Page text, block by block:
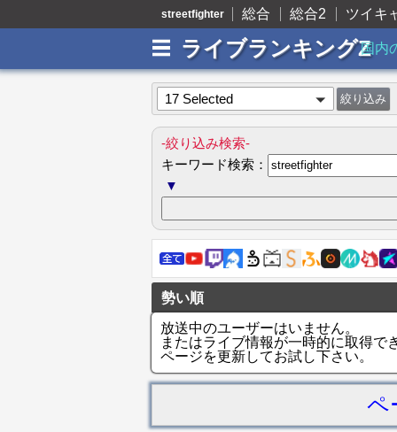
streetfighter 総合 総合2 ツイキ
ライブランキングZ国内
17 Selected
-絞り込み検索-
キーワード検索：
▼
勢い順
放送中のユーザーはいません。
またはライブ情報が一時的に取得で
ページを更新してお試し下さい。
ペ